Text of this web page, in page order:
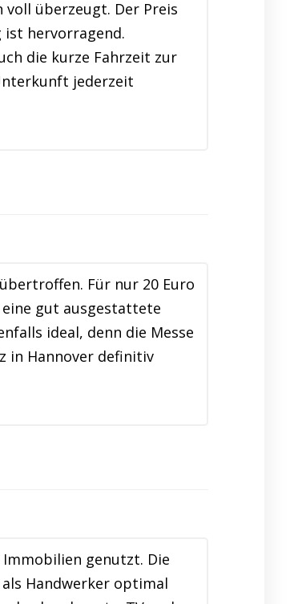
überzeugt. Der Preis
ist hervorragend.
die kurze Fahrzeit zur
jederzeit
Für nur 20 Euro
gut ausgestattete
ideal, denn die Messe
in Hannover definitiv
genutzt. Die
Handwerker optimal